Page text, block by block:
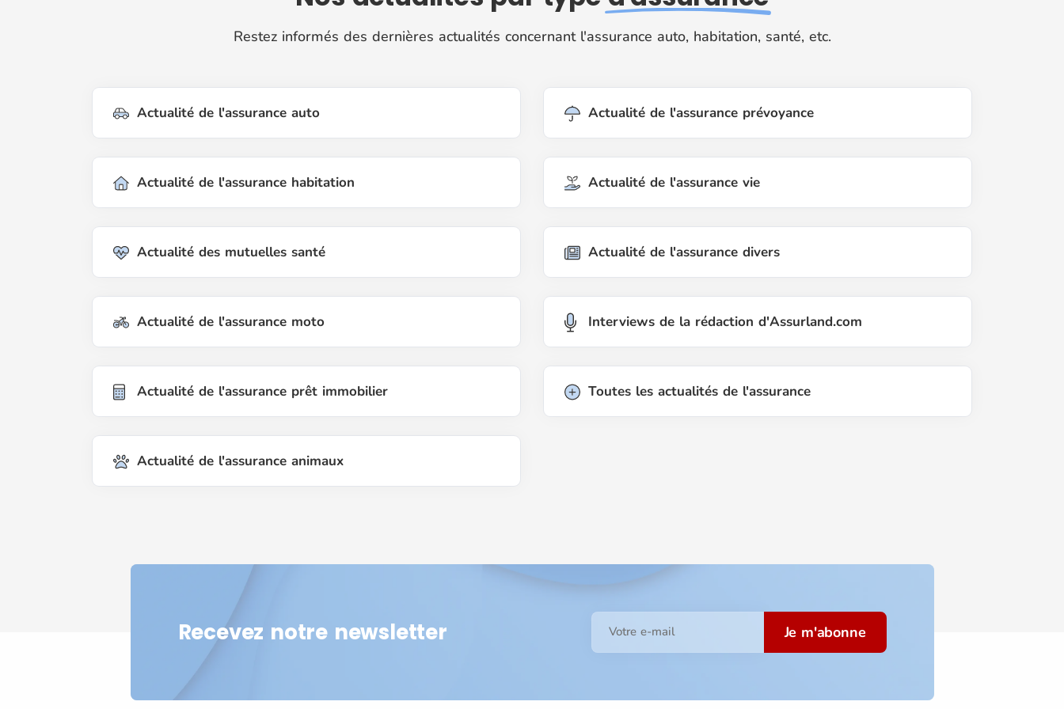
Restez informés des dernières actualités concernant l'assurance auto, habitation, santé, etc.
Actualité de l'assurance auto
Actualité de l'assurance habitation
Actualité des mutuelles santé
Actualité de l'assurance moto
Actualité de l'assurance prêt immobilier
Actualité de l'assurance animaux
Actualité de l'assurance prévoyance
Actualité de l'assurance vie
Actualité de l'assurance divers
Interviews de la rédaction d'Assurland.com
Toutes les actualités de l'assurance
Recevez notre newsletter Votre e-mail Je m'abonne